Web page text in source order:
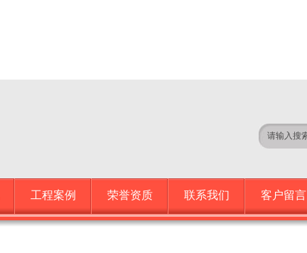
工程案例 荣誉资质 联系我们 客户留言